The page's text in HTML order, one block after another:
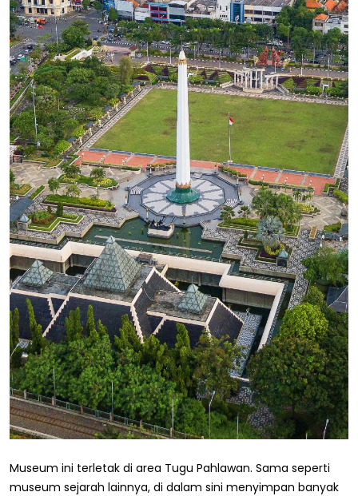
Museum ini terletak di area Tugu Pahlawan. Sama seperti
museum sejarah lainnya, di dalam sini menyimpan banyak